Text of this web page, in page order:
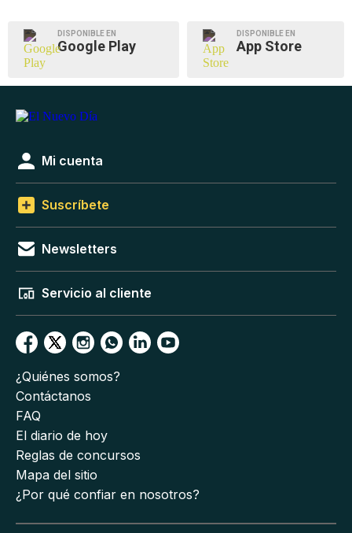
DISPONIBLE EN
Google Play
DISPONIBLE EN
App Store
Mi cuenta
Suscríbete
Newsletters
Servicio al cliente
¿Quiénes somos?
Contáctanos
FAQ
El diario de hoy
Reglas de concursos
Mapa del sitio
¿Por qué confiar en nosotros?